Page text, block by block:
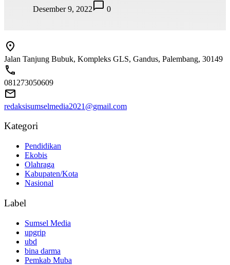
Desember 9, 2022
0
Jalan Tanjung Bubuk, Kompleks GLS, Gandus, Palembang, 30149
081273050609
redaksisumselmedia2021@gmail.com
Kategori
Pendidikan
Ekobis
Olahraga
Kabupaten/Kota
Nasional
Label
Sumsel Media
upgrip
ubd
bina darma
Pemkab Muba